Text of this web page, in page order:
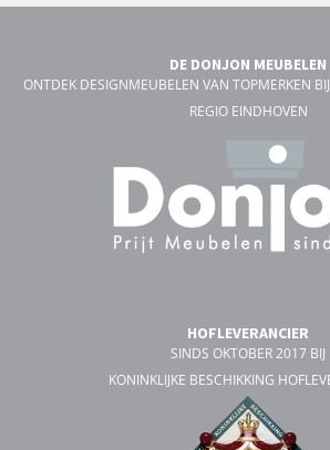
DE DONJON MEUBELEN
ONTDEK DESIGNMEUBELEN VAN TOPMERKEN
REGIO EINDHOVEN
HOFLEVERANCIER
SINDS OKTOBER 2017 BIJ
KONINKLIJKE BESCHIKKING